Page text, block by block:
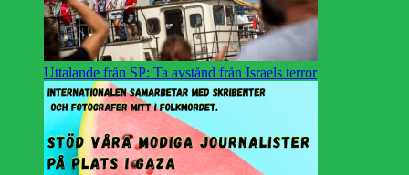
Uttalande från SP: Ta avstånd från Israels terror